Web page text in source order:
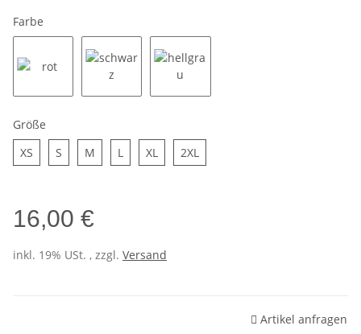
Farbe
Größe
XS
S M L XL 2XL
16,00 €
inkl. 19% USt. , zzgl. Versand
Artikel anfragen